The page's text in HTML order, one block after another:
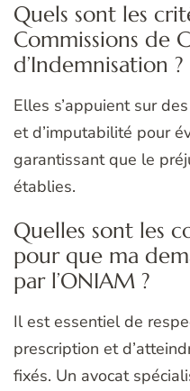
Quels sont les
Commissions de
d’Indemnisation ?
Elles s’appuient sur
et d’imputabilité pour
garantissant que le
établies.
Quelles sont les
pour que ma
par l’ONIAM ?
Il est essentiel de
prescription et
fixés. Un avocat